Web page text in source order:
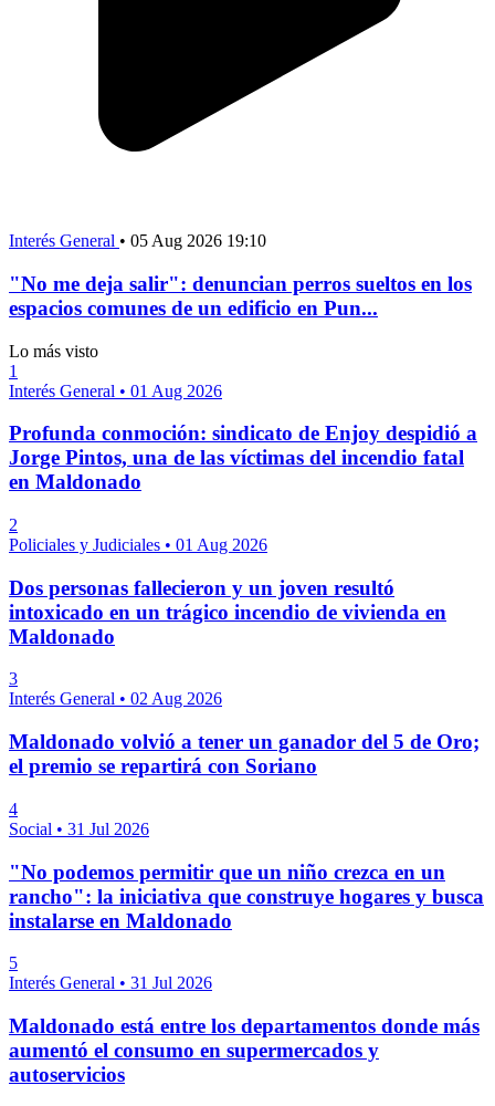
Interés General • 05 Aug 2026 19:10
"No me deja salir": denuncian perros sueltos en los
espacios comunes de un edificio en Pun...
Lo más visto
1
Interés General • 01 Aug 2026
Profunda conmoción: sindicato de Enjoy despidió a
Jorge Pintos, una de las víctimas del incendio fatal
en Maldonado
2
Policiales y Judiciales • 01 Aug 2026
Dos personas fallecieron y un joven resultó
intoxicado en un trágico incendio de vivienda en
Maldonado
3
Interés General • 02 Aug 2026
Maldonado volvió a tener un ganador del 5 de Oro;
el premio se repartirá con Soriano
4
Social • 31 Jul 2026
"No podemos permitir que un niño crezca en un
rancho": la iniciativa que construye hogares y busca
instalarse en Maldonado
5
Interés General • 31 Jul 2026
Maldonado está entre los departamentos donde más
aumentó el consumo en supermercados y
autoservicios